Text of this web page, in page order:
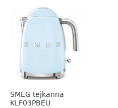
SMEG tējkanna
KLF03PBEU